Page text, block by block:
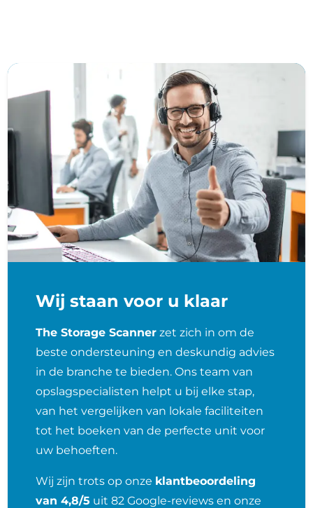
Wij staan voor u klaar
The Storage Scanner zet zich in om de
beste ondersteuning en deskundig advies
in de branche te bieden. Ons team van
opslagspecialisten helpt u bij elke stap,
van het vergelijken van lokale faciliteiten
tot het boeken van de perfecte unit voor
uw behoeften.
Wij zijn trots op onze klantbeoordeling
van 4,8/5 uit 82 Google-reviews en onze